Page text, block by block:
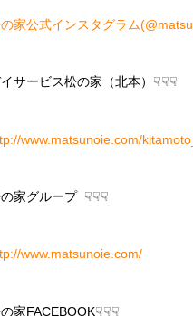
家公式インスタグラム
サービス松の家（北本）☟☟☟
www.matsunoie.com/
家グループ ☟☟☟
www.matsunoie.com/
家FACEBOOK☟☟☟